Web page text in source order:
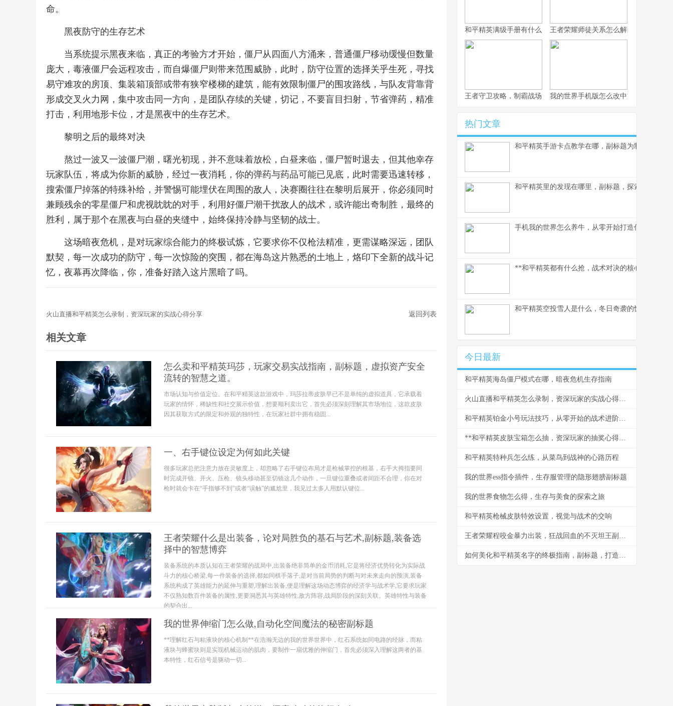
命。
黑夜防守的生存艺术
当系统提示黑夜来临，真正的考验方才开始，僵尸从四面八方涌来，普通僵尸移动缓慢但数量
庞大，毒液僵尸会远程攻击，而自爆僵尸则带来范围威胁，此时，防守位置的选择关乎生死，寻找
易守难攻的房顶、集装箱顶部或带有狭窄楼梯的建筑，能有效限制僵尸的围攻路线，与队友背靠背
形成交叉火力网，集中攻击同一方向，是团队存续的关键，切记，不要盲目扫射，节省弹药，精准
打击，利用地形卡位，才是黑夜中的生存艺术。
黎明之后的最终对决
熬过一波又一波僵尸潮，曙光初现，并不意味着放松，白昼来临，僵尸暂时退去，但其他幸存
玩家队伍，将成为你新的威胁，经过一夜消耗，你的弹药与药品可能已见底，此时需要迅速转移，
搜索僵尸掉落的特殊补给，并警惕可能埋伏在周围的敌人，决赛圈往往在黎明后展开，你必须同时
兼顾残余的零星僵尸和虎视眈眈的对手，利用好僵尸潮干扰敌人的战术，或许能出奇制胜，最终的
胜利，属于那个在黑夜与白昼的夹缝中，始终保持冷静与坚韧的战士。
这场暗夜危机，是对玩家综合能力的终极试炼，它要求你不仅枪法精准，更需谋略深远，团队
默契，每一次成功的防守，每一次惊险的突围，都在海岛这片熟悉的土地上，烙印下全新的战斗记
忆，夜幕再次降临，你，准备好踏入这片黑暗了吗。
火山直播和平精英怎么录制，资深玩家的实战心得分享 返回列表
相关文章
怎么卖和平精英玛莎，玩家交易实战指南，副标题，虚拟资产安全
流转的智慧之道。
市场认知与价值定位。在和平精英这款游戏中，玛莎拉蒂皮肤早已不是单纯的虚拟道具，它承载着
玩家的情怀，稀缺性和社交展示价值，想要顺利卖出它，首先必须深刻理解其市场地位，这款皮肤
因其获取方式的限定和外观的独特性，在玩家社群中拥有稳固...
一、右手键位设定为何如此关键
很多玩家总把注意力放在灵敏度上，却忽略了右手键位布局才是枪械掌控的根基，右手大拇指要同
时完成开镜、开火、压枪、镜头移动甚至切镜这几个动作，一旦键位重叠或者间距不合理，你在对
枪时就会卡在“手指够不到”或者“误触”的尴尬里，我见过太多人用默认键位...
王者荣耀什么是出装备，论对局胜负的基石与艺术,副标题,装备选
择中的智慧博弈
装备系统的本质认知在王者荣耀的战局中,出装备绝非简单的金币消耗,它是将经济优势转化为实际战
斗力的核心桥梁,每一件装备的选择,都如同棋手落子,是对当前局势的判断与对未来走向的预演,装备
系统构成了英雄能力的延伸与重塑,理解出装备,便是理解这场动态博弈的经济学与战术学,它要求玩家
不仅熟知数百件装备的属性,更要洞悉其与英雄特性,敌方阵容,战局阶段的深刻关联。英雄特性与装备
的契合出...
我的世界伸缩门怎么做,自动化空间魔法的秘密副标题
**理解红石与粘液块的核心机制**在浩瀚无边的我的世界世界中，红石系统如同电路的经脉，而粘
液块与蜂蜜块则是实现机械运动的肌肉，要制作一扇优雅的伸缩门，首先必须深入理解这两者的基
本特性，红石信号是驱动一切...
和平精英满级手册有什么用，解锁巅峰体验的多维钥匙
王者荣耀师徒关系怎么解除，游戏情谊
王者守卫攻略，制霸战场的不败法则，副标题，资深玩家的战术精
我的世界手机版怎么改中文，一份玩家
热门文章
和平精英手游卡点教学在哪，副标题为制胜关键点
和平精英里的发现在哪里，副标题，探索游戏世界
手机我的世界怎么养牛，从零开始打造你的牧场帝
**和平精英都有什么抢，战术对决的核心武器库**
和平精英空投雪人是什么，冬日奇袭的惊喜彩蛋
今日最新
和平精英海岛僵尸模式在哪，暗夜危机生存指南
火山直播和平精英怎么录制，资深玩家的实战心得分享
和平精英铂金小号玩法技巧，从零开始的战术进阶之路
**和平精英皮肤宝箱怎么抽，资深玩家的抽奖心得分享**
和平精英特种兵怎么练，从菜鸟到战神的心路历程
我的世界ess指令插件，生存服管理的隐形翅膀副标题
我的世界食物怎么得，生存与美食的探索之旅
和平精英枪械皮肤特效设置，视觉与战术的交响
王者荣耀程咬金暴力出装，狂战回血的不灭坦王副标题
如何美化和平精英名字的终极指南，副标题，打造独特战场标识的秘诀